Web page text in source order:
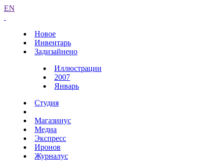
EN
Новое
Инвентарь
Задизайнено
Иллюстрации
2007
Январь
Студия
Магазинус
Медиа
Экспресс
Иронов
Журналус